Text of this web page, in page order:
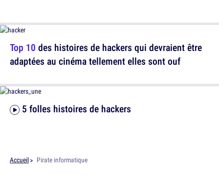
Top 10 des histoires de hackers qui devraient être
adaptées au cinéma tellement elles sont ouf
5 folles histoires de hackers
Accueil Pirate informatique